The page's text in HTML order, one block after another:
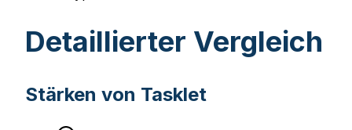
Detaillierter Vergleich
Stärken von Tasklet